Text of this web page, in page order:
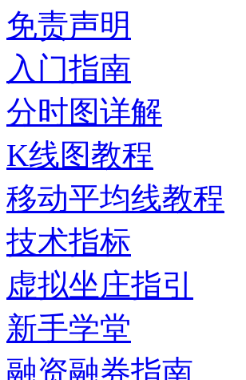
免责声明
入门指南
分时图详解
K线图教程
移动平均线教程
技术指标
虚拟坐庄指引
新手学堂
融资融券指南